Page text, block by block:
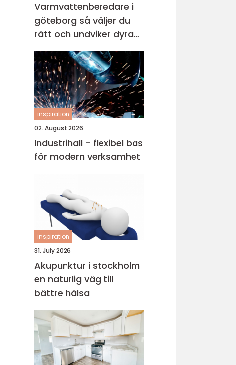
Varmvattenberedare i
göteborg så väljer du
rätt och undviker dyra
misstag
inspiration
02. August 2026
Industrihall - flexibel bas
för modern verksamhet
inspiration
31. July 2026
Akupunktur i stockholm
en naturlig väg till
bättre hälsa